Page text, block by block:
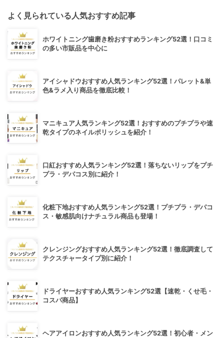
よく見られている人気おすすめ記事
ホワイトニング歯磨き粉おすすめランキング52選！口コミ
の多い市販品を中心に
アイシャドウおすすめ人気ランキング52選！パレット&単
色&ラメ入り商品を徹底比較！
マニキュア人気ランキング52選！おすすめのプチプラや速
乾タイプのネイルポリッシュを紹介！
口紅おすすめ人気ランキング52選！落ちないリップをプチ
プラ・デパコス別に紹介！
化粧下地おすすめ人気ランキング52選！プチプラ・デパコ
ス・敏感肌向けナチュラル商品も登場！
クレンジングおすすめ人気ランキング52選！徹底調査して
テクスチャータイプ別に紹介！
ドライヤーおすすめ人気ランキング52選【速乾・くせ毛・
コスパ商品】
ヘアアイロンおすすめ人気ランキング52選！初心者・メン